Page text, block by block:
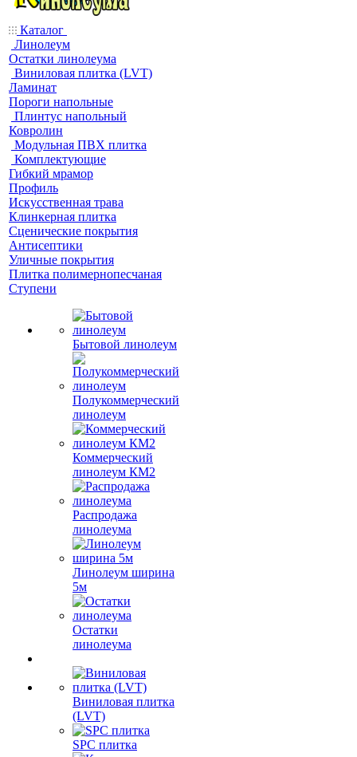
Каталог
Линолеум
Остатки линолеума
Виниловая плитка (LVT)
Ламинат
Пороги напольные
Плинтус напольный
Ковролин
Модульная ПВХ плитка
Комплектующие
Гибкий мрамор
Профиль
Искусственная трава
Клинкерная плитка
Сценические покрытия
Антисептики
Уличные покрытия
Плитка полимернопесчаная
Ступени
Бытовой линолеум
Полукоммерческий
линолеум
Коммерческий
линолеум КМ2
Распродажа
линолеума
Линолеум ширина
5м
Остатки
линолеума
Виниловая плитка
(LVT)
SPC плитка